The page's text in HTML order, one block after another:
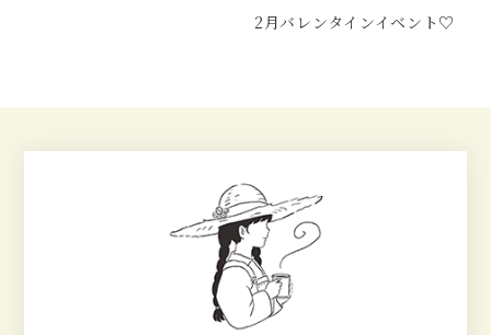
2月バレンタインイベント♡